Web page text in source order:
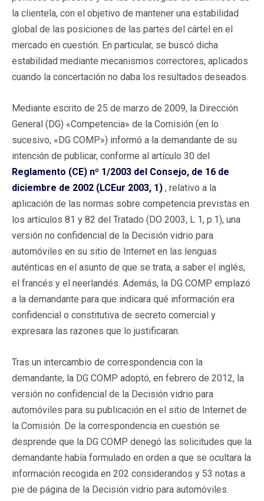
la clientela, con el objetivo de mantener una estabilidad
global de las posiciones de las partes del cártel en el
mercado en cuestión. En particular, se buscó dicha
estabilidad mediante mecanismos correctores, aplicados
cuando la concertación no daba los resultados deseados.
Mediante escrito de 25 de marzo de 2009, la Dirección
General (DG) «Competencia» de la Comisión (en lo
sucesivo, «DG COMP») informó a la demandante de su
intención de publicar, conforme al artículo 30 del
Reglamento (CE) nº 1/2003 del Consejo, de 16 de
diciembre de 2002 (LCEur 2003, 1) , relativo a la
aplicación de las normas sobre competencia previstas en
los artículos 81 y 82 del Tratado (DO 2003, L 1, p.1), una
versión no confidencial de la Decisión vidrio para
automóviles en su sitio de Internet en las lenguas
auténticas en el asunto de que se trata, a saber el inglés,
el francés y el neerlandés. Además, la DG COMP emplazó
a la demandante para que indicara qué información era
confidencial o constitutiva de secreto comercial y
expresara las razones que lo justificaran.
Tras un intercambio de correspondencia con la
demandante, la DG COMP adoptó, en febrero de 2012, la
versión no confidencial de la Decisión vidrio para
automóviles para su publicación en el sitio de Internet de
la Comisión. De la correspondencia en cuestión se
desprende que la DG COMP denegó las solicitudes que la
demandante había formulado en orden a que se ocultara la
información recogida en 202 considerandos y 53 notas a
pie de página de la Decisión vidrio para automóviles.